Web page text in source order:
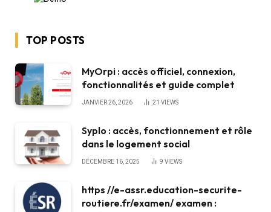
TOP POSTS
MyOrpi : accès officiel, connexion,
fonctionnalités et guide complet
JANVIER 26, 2026 21 VIEWS
Syplo : accès, fonctionnement et rôle
dans le logement social
DÉCEMBRE 16, 2025 9 VIEWS
https //e-assr.education-securite-
routiere.fr/examen/ examen :